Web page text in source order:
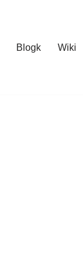
Blogk Wiki